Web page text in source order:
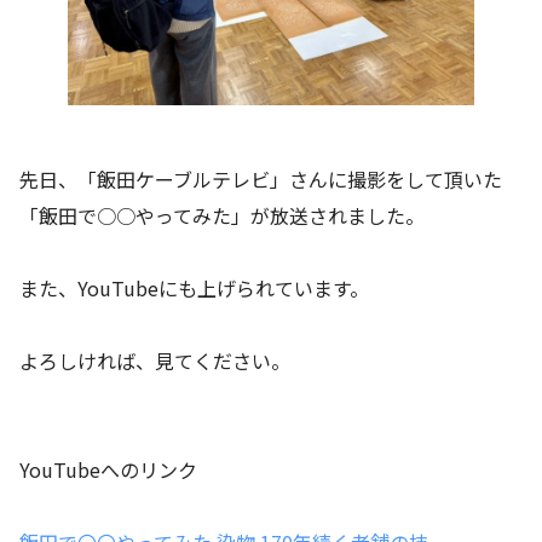
先日、「飯田ケーブルテレビ」さんに撮影をして頂いた
「飯田で○○やってみた」が放送されました。
また、YouTubeにも上げられています。
よろしければ、見てください。
YouTubeへのリンク